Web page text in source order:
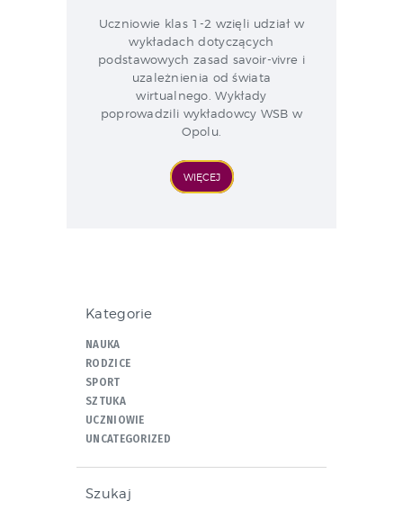
Uczniowie klas 1-2 wzięli udział w
wykładach dotyczących
podstawowych zasad savoir-vivre i
uzależnienia od świata
wirtualnego. Wykłady
poprowadzili wykładowcy WSB w
Opolu.
WIĘCEJ
Kategorie
NAUKA
RODZICE
SPORT
SZTUKA
UCZNIOWIE
UNCATEGORIZED
Szukaj